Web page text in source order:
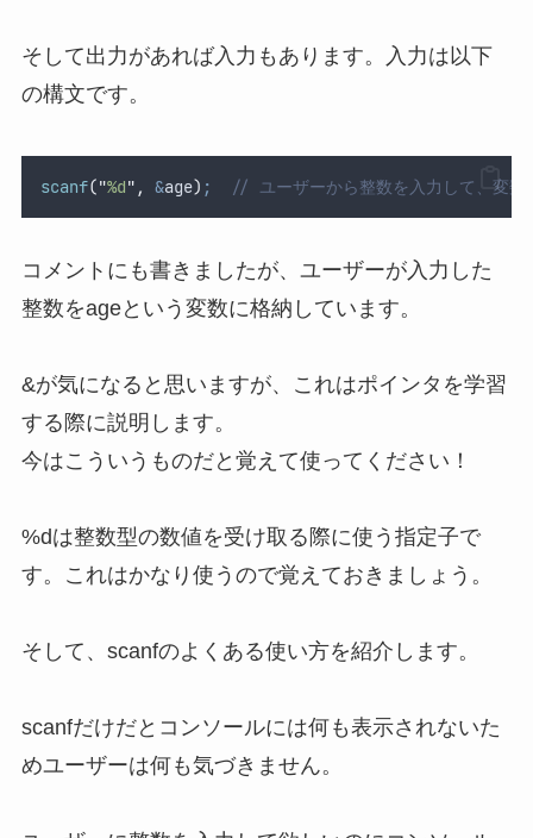
そして出力があれば入力もあります。入力は以下
の構文です。
scanf("%d" , &age) ;
// ユーザーから整数を入力して、変数
コメントにも書きましたが、ユーザーが入力した
整数をageという変数に格納しています。
&が気になると思いますが、これはポインタを学習
する際に説明します。
今はこういうものだと覚えて使ってください！
%dは整数型の数値を受け取る際に使う指定子で
す。これはかなり使うので覚えておきましょう。
そして、scanfのよくある使い方を紹介します。
scanfだけだとコンソールには何も表示されないた
めユーザーは何も気づきません。